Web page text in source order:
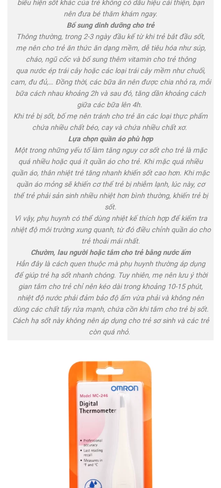
biểu hiện sốt khác của trẻ không có dấu hiệu cải thiện, bạn
nên đưa bé thăm khám ngay.
Bổ sung dinh dưỡng cho trẻ
Thông thường, trong 2-3 ngày đầu kể từ khi trẻ bắt đầu sốt,
mẹ nên cho trẻ ăn thức ăn dạng mềm, dễ tiêu hóa như súp,
cháo, ngũ cốc và bổ sung thêm vitamin cho trẻ thông
qua nước ép trái cây hoặc các loại trái cây mềm như chuối,
cam, đu đủ,… Đồng thời, các bữa ăn nên được chia nhỏ ra, mỗi
bữa cách nhau khoảng 2h và sau đó, tăng dần khoảng cách
giữa các bữa lên 4h.
Khi trẻ bị sốt, bố mẹ nên tránh cho trẻ ăn các loại thực phẩm
chứa nhiều chất béo, cay và chứa nhiều chất xơ.
Lựa chọn quần áo phù hợp
Một trong những yếu tố làm tăng nguy cơ sốt cho trẻ là mặc
quá nhiều hoặc quá ít quần áo cho trẻ. Khi mặc quá nhiều
quần áo, thân nhiệt trẻ tăng nhanh khiến sốt cao hơn. Khi mặc
quần áo mỏng sẽ khiến cơ thể trẻ bị nhiễm lạnh, lúc này, cơ
thể trẻ phải sản sinh nhiều nhiệt hơn bình thường, khiến trẻ bị
sốt.
Vì vậy, phụ huynh có thể dùng nhiệt kế thích hợp để kiểm tra
nhiệt độ môi trường xung quanh, từ đó điều chỉnh quần áo cho
trẻ thoải mái nhất.
Chườm, lau người hoặc tắm cho trẻ bằng nước ấm
Hẳn đây là cách quen thuộc mà phụ huynh thường áp dụng
để giúp trẻ hạ sốt nhanh chóng. Tuy nhiên, mẹ nên lưu ý thời
gian tắm cho trẻ chỉ nên kéo dài trong khoảng 10-15 phút,
nhiệt độ nước phải đảm bảo độ ấm vừa phải và không nên
dùng các chất tẩy rửa mạnh, chứa cồn khi tắm cho trẻ bị sốt.
Cách hạ sốt này không nên áp dụng cho trẻ sơ sinh và các trẻ
còn quá nhỏ.